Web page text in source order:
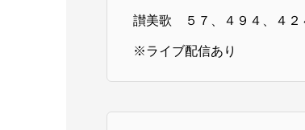
讃美歌 ５７、４９４、４２
※ライブ配信あり